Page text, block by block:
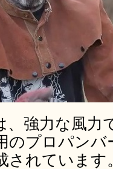
、強力な風力
のプロパン
されています